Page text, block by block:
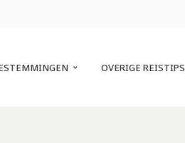
OVERIGE REISTIPS